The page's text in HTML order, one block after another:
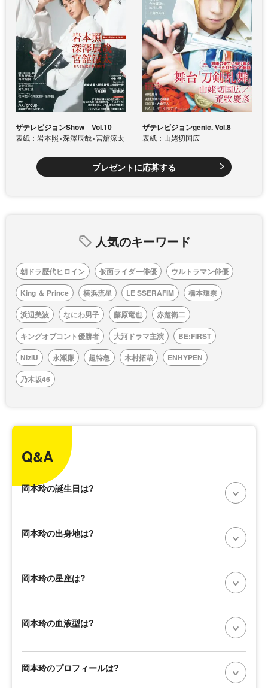
ザテレビジョンShow Vol.10
表紙：岩本照×深澤辰哉×宮舘涼太
ザテレビジョンgenic. Vol.8
表紙：山姥切国広
プレゼントに応募する
人気のキーワード
朝ドラ歴代ヒロイン 仮面ライダー俳優
ウルトラマン俳優
King ＆ Prince
横浜流星 LE SSERAFIM
橋本環奈
浜辺美波
なにわ男子 藤原竜也
赤楚衛二
キングオブコント優勝者
大河ドラマ主演
BE:FIRST
NiziU
永瀬廉 超特急 木村拓哉
ENHYPEN
乃木坂46
Q&A
岡本玲の誕生日は?
岡本玲の出身地は?
岡本玲の星座は?
岡本玲の血液型は?
岡本玲のプロフィールは?